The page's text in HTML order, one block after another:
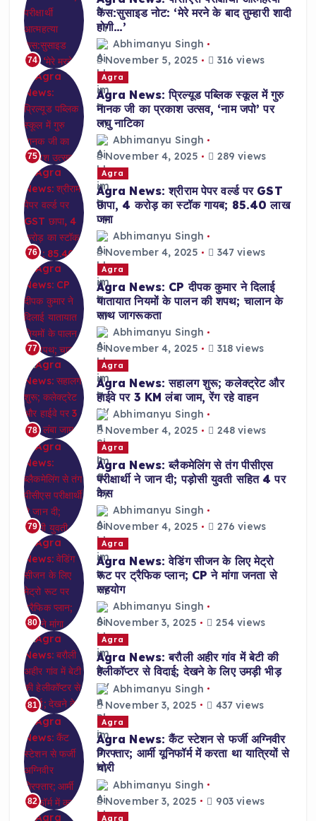
74
केस:सुसाइड नोट: ‘मेरे मरने के बाद तुम्हारी शादी
होगी…’
Abhimanyu Singh
November 5, 2025
316 views
75
Agra
Agra News: प्रिल्यूड पब्लिक स्कूल में गुरु
नानक जी का प्रकाश उत्सव, ‘नाम जपो’ पर
लघु नाटिका
Abhimanyu Singh
November 4, 2025
289 views
76
Agra
Agra News: श्रीराम पेपर वर्ल्ड पर GST
छापा, 4 करोड़ का स्टॉक गायब; 85.40 लाख
जमा
Abhimanyu Singh
November 4, 2025
347 views
77
Agra
Agra News: CP दीपक कुमार ने दिलाई
यातायात नियमों के पालन की शपथ; चालान के
साथ जागरूकता
Abhimanyu Singh
November 4, 2025
318 views
78
Agra
Agra News: सहालग शुरू; कलेक्ट्रेट और
हाईवे पर 3 KM लंबा जाम, रेंग रहे वाहन
Abhimanyu Singh
November 4, 2025
248 views
79
Agra
Agra News: ब्लैकमेलिंग से तंग पीसीएस
परीक्षार्थी ने जान दी; पड़ोसी युवती सहित 4 पर
केस
Abhimanyu Singh
November 4, 2025
276 views
80
Agra
Agra News: वेडिंग सीजन के लिए मेट्रो
रूट पर ट्रैफिक प्लान; CP ने मांगा जनता से
सहयोग
Abhimanyu Singh
November 3, 2025
254 views
81
Agra
Agra News: बरौली अहीर गांव में बेटी की
हेलीकॉप्टर से विदाई; देखने के लिए उमड़ी भीड़
Abhimanyu Singh
November 3, 2025
437 views
82
Agra
Agra News: कैंट स्टेशन से फर्जी अग्निवीर
गिरफ्तार; आर्मी यूनिफॉर्म में करता था यात्रियों से
चोरी
Abhimanyu Singh
November 3, 2025
903 views
Agra